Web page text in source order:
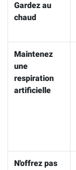
Gardez au
chaud
Maintenez
une
respiration
artificielle
N'offrez pas